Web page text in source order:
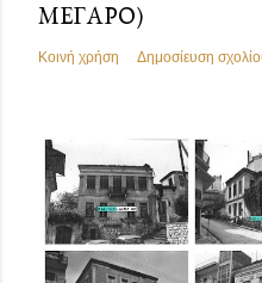
ΜΈΓΑΡΟ)
Κοινή χρήση Δημοσίευση